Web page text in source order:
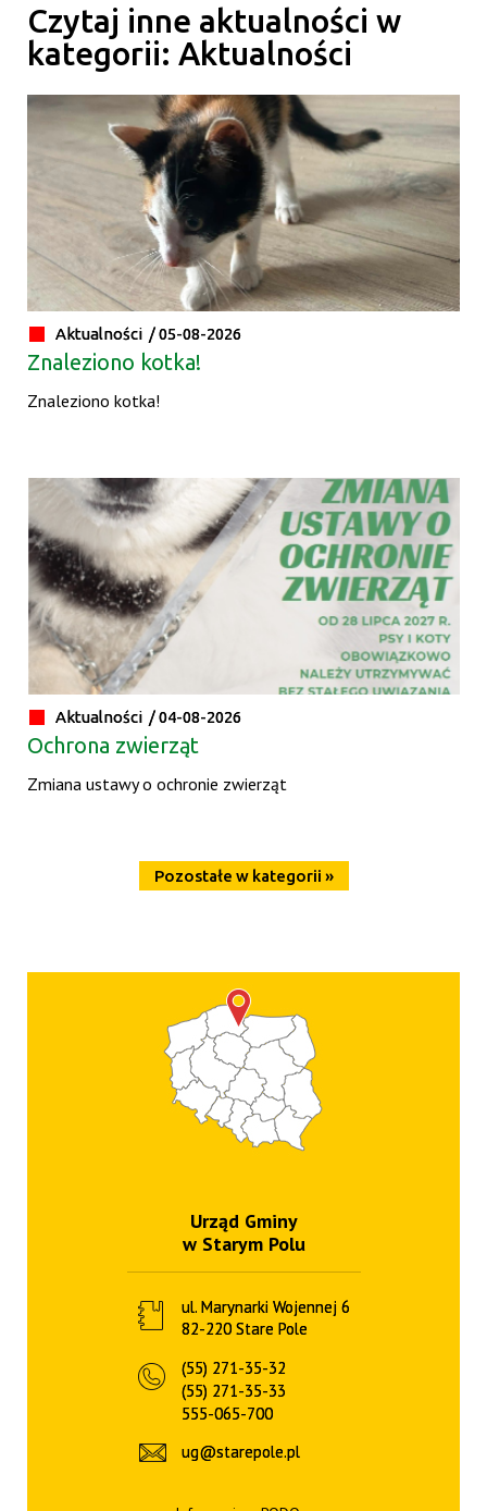
Czytaj inne aktualności w
kategorii: Aktualności
Aktualności /05-08-2026
Znaleziono kotka!
Znaleziono kotka!
Aktualności /04-08-2026
Ochrona zwierząt
Zmiana ustawy o ochronie zwierząt
Pozostałe w kategorii »
Urząd Gminy
w Starym Polu
ul. Marynarki Wojennej 6
82-220 Stare Pole
(55) 271-35-32
(55) 271-35-33
555-065-700
ug@starepole.pl